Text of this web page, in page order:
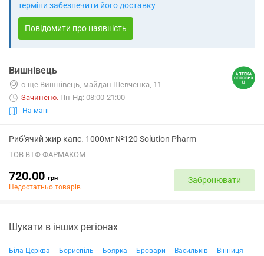
терміни забезпечити його доставку
Повідомити про наявність
Вишнівець
с-ще Вишнівець, майдан Шевченка, 11
Зачинено. Пн-Нд: 08:00-21:00
На мапі
Риб'ячий жир капс. 1000мг №120 Solution Pharm
ТОВ ВТФ ФАРМАКОМ
720.00 грн
Недостатньо товарів
Забронювати
Шукати в інших регіонах
Біла Церква Бориспіль Боярка Бровари Васильків
Вінниця